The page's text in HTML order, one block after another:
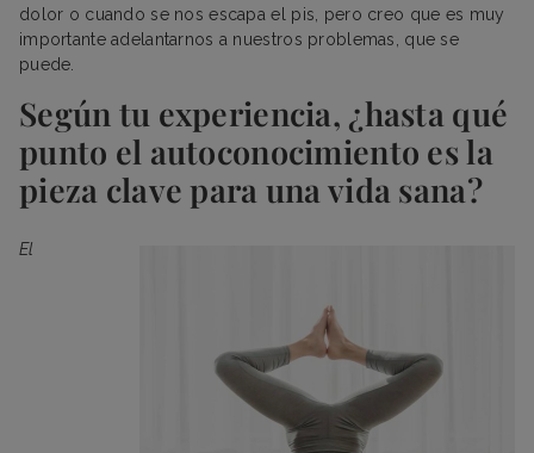
dolor o cuando se nos escapa el pis, pero creo que es muy
importante adelantarnos a nuestros problemas, que se
puede.
Según tu experiencia, ¿hasta qué
punto el autoconocimiento es la
pieza clave para una vida sana?
El